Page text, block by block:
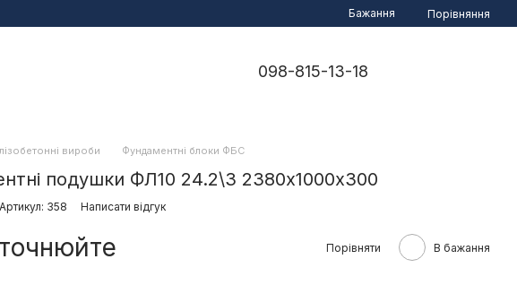
Бажання Порівняння
098-815-13-18
вироби Фундаментні блоки ФБС
подушки ФЛ10 24.2\3 2380х1000х300
Артикул: 358 Написати відгук
Порівняти В бажання